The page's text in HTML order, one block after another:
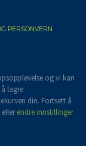
PERSONVERN
og vi kan
lagre
din. Fortsett å
ellerendre innstillinger